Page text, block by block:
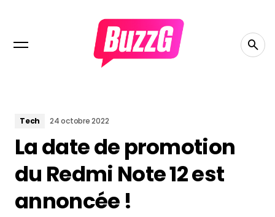
Tech 24 octobre 2022
La date de promotion
du Redmi Note 12 est
annoncée !